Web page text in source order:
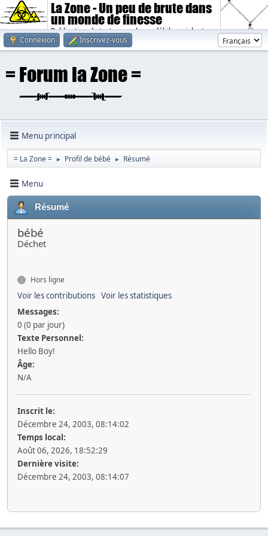
La Zone - Un peu de brute dans
un monde de finesse
Publication de textes sombres, débiles, violents.
Connexion
Inscrivez-vous
Menu principal
= La Zone = ► Profil de bébé ► Résumé
Menu
Résumé
bébé
Déchet
Hors ligne
Voir les contributions Voir les statistiques
Messages:
0 (0 par jour)
Texte Personnel:
Hello Boy!
Âge:
N/A
Inscrit le:
Décembre 24, 2003, 08:14:02
Temps local:
Août 06, 2026, 18:52:29
Dernière visite:
Décembre 24, 2003, 08:14:07